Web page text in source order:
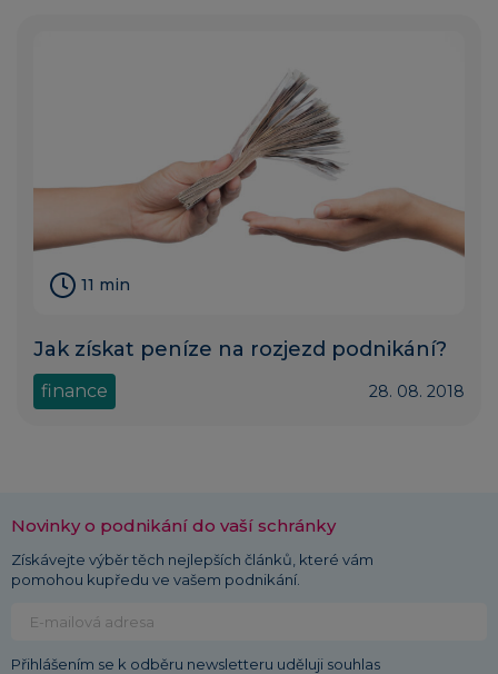
11 min
Jak získat peníze na rozjezd podnikání?
finance 28. 08. 2018
Novinky o podnikání do vaší schránky
Získávejte výběr těch nejlepších článků, které vám
pomohou kupředu ve vašem podnikání.
Přihlášením se k odběru newsletteru uděluji souhlas